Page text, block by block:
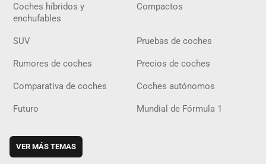
Coches híbridos y
enchufables
Compactos
SUV Pruebas de coches
Rumores de coches Precios de coches
Comparativa de coches Coches autónomos
Futuro Mundial de Fórmula 1
VER MÁS TEMAS